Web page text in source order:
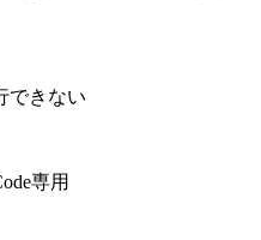
できない
専用